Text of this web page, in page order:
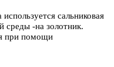
сальниковая
среды -на золотник.
при помощи